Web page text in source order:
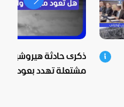
ذكرى حادثة هيروشيما
مشتعلة تهدد بعودة